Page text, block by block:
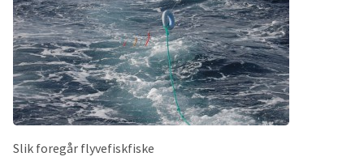
Slik foregår flyvefiskfiske